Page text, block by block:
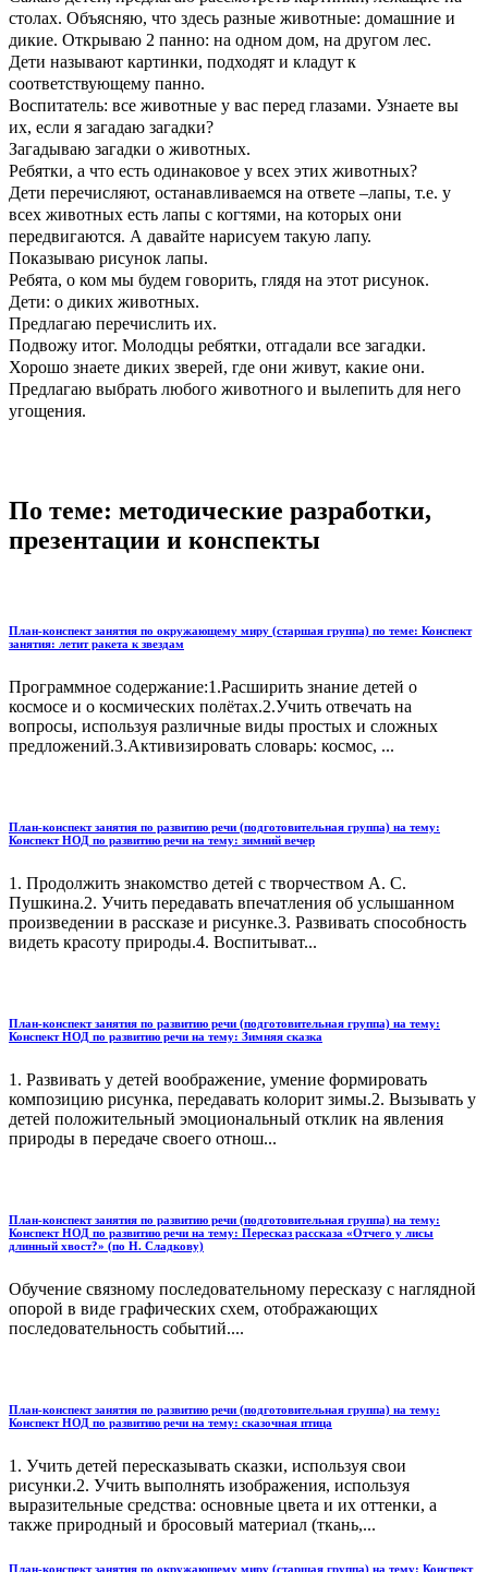
столах. Объясняю, что здесь разные животные: домашние и
дикие. Открываю 2 панно: на одном дом, на другом лес.
Дети называют картинки, подходят и кладут к
соответствующему панно.
Воспитатель: все животные у вас перед глазами. Узнаете вы
их, если я загадаю загадки?
Загадываю загадки о животных.
Ребятки, а что есть одинаковое у всех этих животных?
Дети перечисляют, останавливаемся на ответе –лапы, т.е. у
всех животных есть лапы с когтями, на которых они
передвигаются. А давайте нарисуем такую лапу.
Показываю рисунок лапы.
Ребята, о ком мы будем говорить, глядя на этот рисунок.
Дети: о диких животных.
Предлагаю перечислить их.
Подвожу итог. Молодцы ребятки, отгадали все загадки.
Хорошо знаете диких зверей, где они живут, какие они.
Предлагаю выбрать любого животного и вылепить для него
угощения.
По теме: методические разработки,
презентации и конспекты
План-конспект занятия по окружающему миру (старшая группа) по теме: Конспект
занятия: летит ракета к звездам
Программное содержание:1.Расширить знание детей о
космосе и о космических полётах.2.Учить отвечать на
вопросы, используя различные виды простых и сложных
предложений.3.Активизировать словарь: космос, ...
План-конспект занятия по развитию речи (подготовительная группа) на тему:
Конспект НОД по развитию речи на тему: зимний вечер
1. Продолжить знакомство детей с творчеством А. С.
Пушкина.2. Учить передавать впечатления об услышанном
произведении в рассказе и рисунке.3. Развивать способность
видеть красоту природы.4. Воспитыват...
План-конспект занятия по развитию речи (подготовительная группа) на тему:
Конспект НОД по развитию речи на тему: Зимняя сказка
1. Развивать у детей воображение, умение формировать
композицию рисунка, передавать колорит зимы.2. Вызывать у
детей положительный эмоциональный отклик на явления
природы в передаче своего отнош...
План-конспект занятия по развитию речи (подготовительная группа) на тему:
Конспект НОД по развитию речи на тему: Пересказ рассказа «Отчего у лисы
длинный хвост?» (по Н. Сладкову)
Обучение связному последовательному пересказу с наглядной
опорой в виде графических схем, отображающих
последователь­ность событий....
План-конспект занятия по развитию речи (подготовительная группа) на тему:
Конспект НОД по развитию речи на тему: сказочная птица
1. Учить детей пересказывать сказки, используя свои
рисунки.2. Учить выполнять изображения, используя
выразительные средства: основные цвета и их оттенки, а
также природный и бросовый материал (ткань,...
План-конспект занятия по окружающему миру (старшая группа) на тему: Конспект